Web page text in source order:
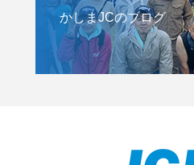
かしまJCのブログ